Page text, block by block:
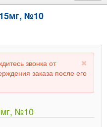
№10
звонка от
заказа после его
№10